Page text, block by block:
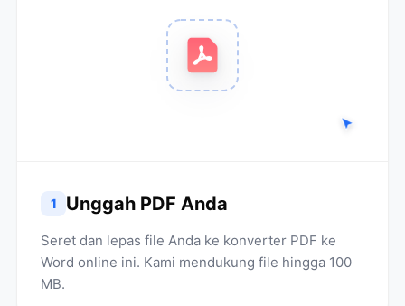
1 Unggah PDF Anda
Seret dan lepas file Anda ke konverter PDF ke
Word online ini. Kami mendukung file hingga 100
MB.